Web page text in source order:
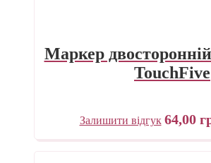
Маркер
TouchFive
Залишити відгук 64,00